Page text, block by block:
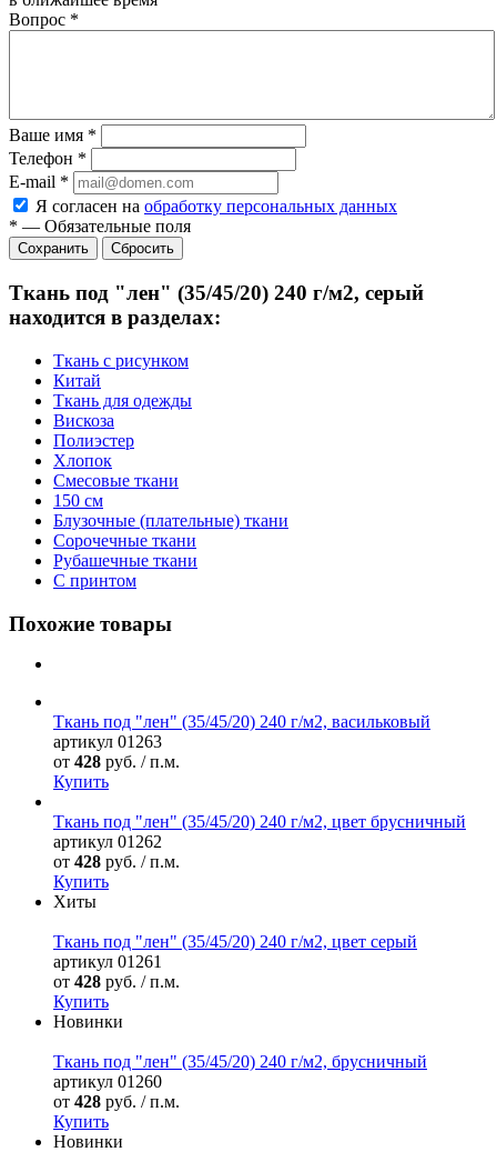
Вопрос *
Ваше имя *
Телефон *
E-mail *
Я согласен на обработку персональных данных
* — Обязательные поля
Сбросить
Ткань под "лен" (35/45/20) 240 г/м2, серый
находится в разделах:
Ткань с рисунком
Китай
Ткань для одежды
Вискоза
Полиэстер
Хлопок
Смесовые ткани
150 см
Блузочные (плательные) ткани
Сорочечные ткани
Рубашечные ткани
С принтом
Похожие товары
Ткань под "лен" (35/45/20) 240 г/м2, васильковый
артикул 01263
от 428 руб. / п.м.
Купить
Ткань под "лен" (35/45/20) 240 г/м2, цвет брусничный
артикул 01262
от 428 руб. / п.м.
Купить
Хиты
Ткань под "лен" (35/45/20) 240 г/м2, цвет серый
артикул 01261
от 428 руб. / п.м.
Купить
Новинки
Ткань под "лен" (35/45/20) 240 г/м2, брусничный
артикул 01260
от 428 руб. / п.м.
Купить
Новинки